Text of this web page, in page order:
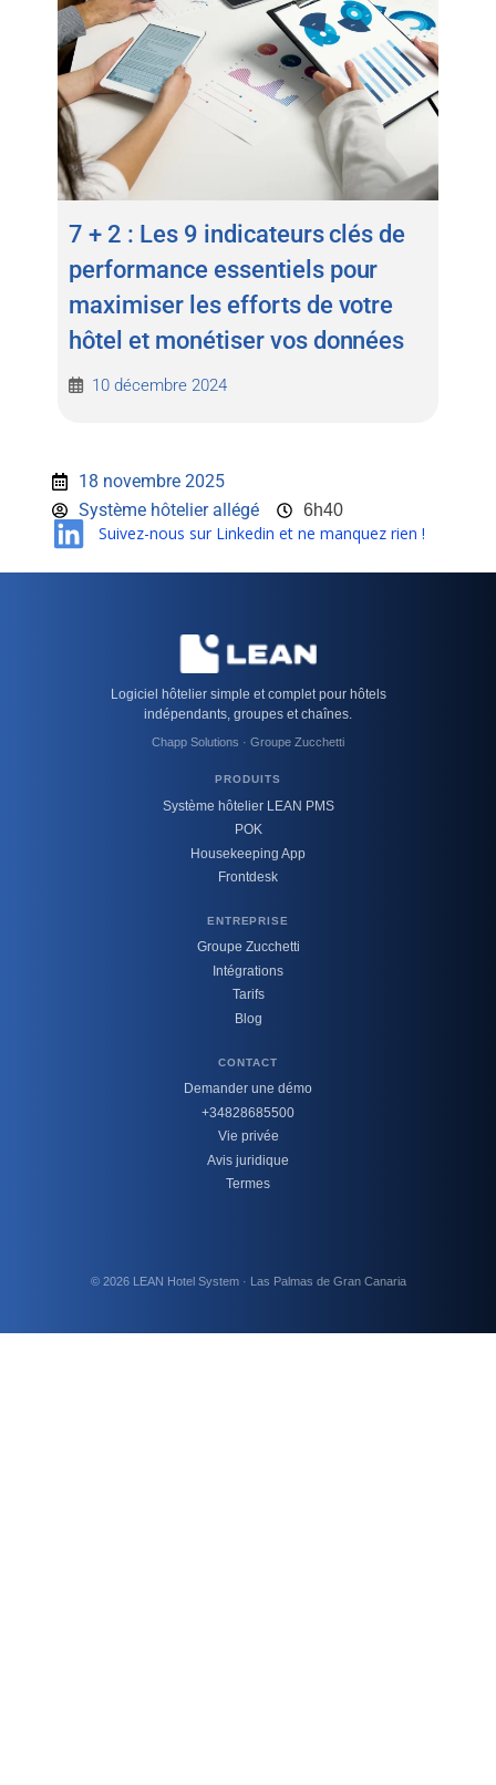
7 + 2 : Les 9 indicateurs clés de
performance essentiels pour
maximiser les efforts de votre
hôtel et monétiser vos données
10 décembre 2024
18 novembre 2025
Système hôtelier allégé
6h40
Suivez-nous sur Linkedin et ne manquez rien !
Logiciel hôtelier simple et complet pour hôtels
indépendants, groupes et chaînes.
Chapp Solutions · Groupe Zucchetti
PRODUITS
Système hôtelier LEAN PMS
POK
Housekeeping App
Frontdesk
ENTREPRISE
Groupe Zucchetti
Intégrations
Tarifs
Blog
CONTACT
Demander une démo
+34828685500
Vie privée
Avis juridique
Termes
© 2026 LEAN Hotel System · Las Palmas de Gran Canaria